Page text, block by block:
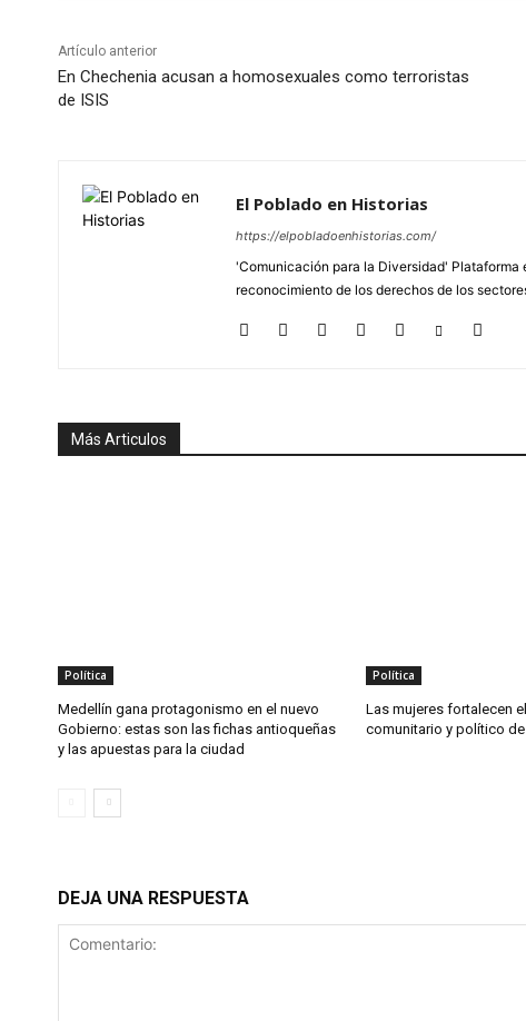
Artículo anterior
En Chechenia acusan a homosexuales como terroristas
de ISIS
El Poblado en Historias
https://elpobladoenhistorias.com/
'Comunicación para la Diversidad'
reconocimiento de los derechos de los
Más Articulos
Política
Medellín gana protagonismo en el nuevo
Gobierno: estas son las fichas antioqueñas
y las apuestas para la ciudad
Política
Las mujeres fortalecen
comunitario y político de
DEJA UNA RESPUESTA